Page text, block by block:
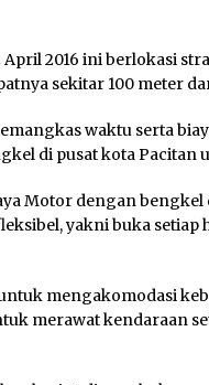
2016 ini berlokasi
sekitar 100 meter
waktu serta
di pusat kota Pacitan
Motor dengan bengkel
yakni buka setiap
mengakomodasi
merawat kendaraan